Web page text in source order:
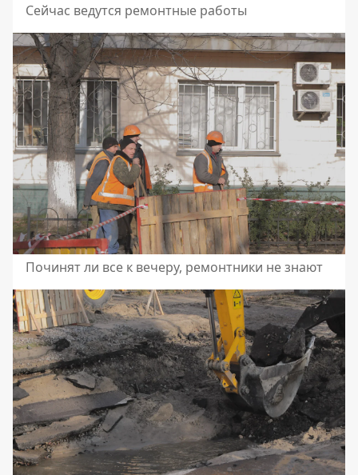
Сейчас ведутся ремонтные работы
Починят ли все к вечеру, ремонтники не знают